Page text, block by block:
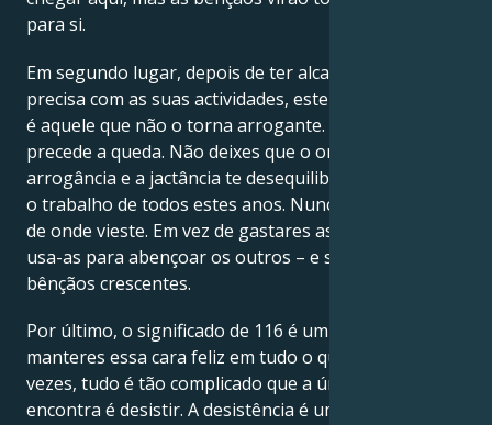
para si.
Em segundo lugar, depois de ter alcançado o que
precisa com as suas actividades, este número de anjo
é aquele que não o torna arrogante. O orgulho
precede a queda. Não deixes que o orgulho, a
arrogância e a jactância te desequilibrem e arruínem
o trabalho de todos estes anos. Nunca te esqueças
de onde vieste. Em vez de gastares as tuas bênçãos,
usa-as para abençoar os outros – e só verás
bênçãos crescentes.
Por último, o significado de 116 é um lembrete para
manteres essa cara feliz em tudo o que fazes. Por
vezes, tudo é tão complicado que a única opção que
encontra é desistir. A desistência é um defeito de